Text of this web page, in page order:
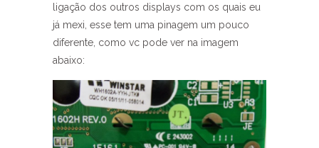
ligação dos outros displays com os quais eu
já mexi, esse tem uma pinagem um pouco
diferente, como vc pode ver na imagem
abaixo: